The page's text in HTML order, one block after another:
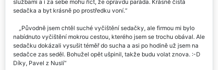
Dostal jsem kontakt od kamarádky, protože byla spokojená s jejich
službami a i za sebe mohu říct, že opravdu paráda. Krásně čistá
Původně jsem chtěl suché vyčištění sedačky, ale firmou mi bylo
nabídnuto vyčištění mokrou cestou, kterého jsem se trochu obával. Ale
sedačku dokázali vysušit téměř do sucha a asi po hodině už jsem na
sedačce zas seděl. Bohužel opět ušpinil, takže budu volat znova. :-D